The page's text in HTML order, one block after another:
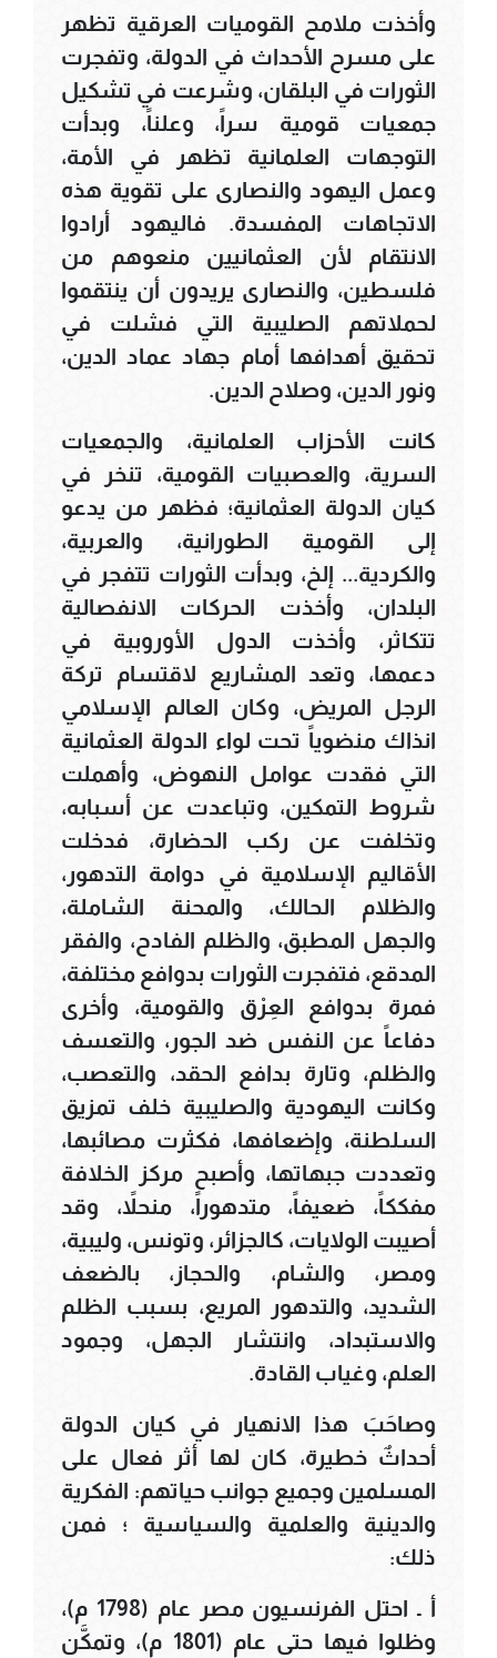
وأخذت ملامح القوميات العرقية تظهر
على مسرح الأحداث في الدولة، وتفجرت
الثورات في البلقان، وشرعت في تشكيل
جمعيات قومية سراً، وعلناً، وبدأت
التوجهات العلمانية تظهر في الأمة،
وعمل اليهود والنصارى على تقوية هذه
الاتجاهات المفسدة. فاليهود أرادوا
الانتقام لأن العثمانيين منعوهم من
فلسطين، والنصارى يريدون أن ينتقموا
لحملاتهم الصليبية التي فشلت في
تحقيق أهدافها أمام جهاد عماد الدين،
ونور الدين، وصلاح الدين.
كانت الأحزاب العلمانية، والجمعيات
السرية، والعصبيات القومية، تنخر في
كيان الدولة العثمانية؛ فظهر من يدعو
إلى القومية الطورانية، والعربية،
والكردية... إلخ، وبدأت الثورات تتفجر في
البلدان، وأخذت الحركات الانفصالية
تتكاثر، وأخذت الدول الأوروبية في
دعمها، وتعد المشاريع لاقتسام تركة
الرجل المريض، وكان العالم الإسلامي
انذاك منضوياً تحت لواء الدولة العثمانية
التي فقدت عوامل النهوض، وأهملت
شروط التمكين، وتباعدت عن أسبابه،
وتخلفت عن ركب الحضارة، فدخلت
الأقاليم الإسلامية في دوامة التدهور،
والظلام الحالك، والمحنة الشاملة،
والجهل المطبق، والظلم الفادح، والفقر
المدقع، فتفجرت الثورات بدوافع مختلفة،
فمرة بدوافع العِرْق والقومية، وأخرى
دفاعاً عن النفس ضد الجور، والتعسف
والظلم، وتارة بدافع الحقد، والتعصب،
وكانت اليهودية والصليبية خلف تمزيق
السلطنة، وإضعافها، فكثرت مصائبها،
وتعددت جبهاتها، وأصبح مركز الخلافة
مفككاً، ضعيفاً، متدهوراً، منحلاً، وقد
أصيبت الولايات، كالجزائر، وتونس، وليبية،
ومصر، والشام، والحجاز، بالضعف
الشديد، والتدهور المريع، بسبب الظلم
والاستبداد، وانتشار الجهل، وجمود
العلم، وغياب القادة.
وصاحَبَ هذا الانهيار في كيان الدولة
أحداثٌ خطيرة، كان لها أثر فعال على
المسلمين وجميع جوانب حياتهم: الفكرية
والدينية والعلمية والسياسية ؛ فمن
ذلك:
أ ـ احتل الفرنسيون مصر عام (1798 م)،
وظلوا فيها حتى عام (1801 م)، وتمكَّن